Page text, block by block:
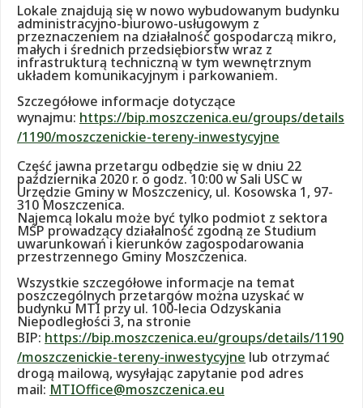
Lokale znajdują się w nowo wybudowanym budynku
administracyjno-biurowo-usługowym z
przeznaczeniem na działalność gospodarczą mikro,
małych i średnich przedsiębiorstw wraz z
infrastrukturą techniczną w tym wewnętrznym
układem komunikacyjnym i parkowaniem.
Szczegółowe informacje dotyczące
wynajmu: https://bip.moszczenica.eu/groups/details
/1190/moszczenickie-tereny-inwestycyjne
Część jawna przetargu odbędzie się w dniu 22
października 2020 r. o godz. 10:00 w Sali USC w
Urzędzie Gminy w Moszczenicy, ul. Kosowska 1, 97-
310 Moszczenica.
Najemcą lokalu może być tylko podmiot z sektora
MŚP prowadzący działalność zgodną ze Studium
uwarunkowań i kierunków zagospodarowania
przestrzennego Gminy Moszczenica.
Wszystkie szczegółowe informacje na temat
poszczególnych przetargów można uzyskać w
budynku MTI przy ul. 100-lecia Odzyskania
Niepodległości 3, na stronie
BIP: https://bip.moszczenica.eu/groups/details/1190
/moszczenickie-tereny-inwestycyjne lub otrzymać
drogą mailową, wysyłając zapytanie pod adres
mail: MTIOffice@moszczenica.eu